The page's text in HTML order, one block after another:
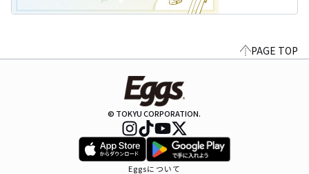
PAGE TOP
© TOKYU CORPORATION.
Eggsについて